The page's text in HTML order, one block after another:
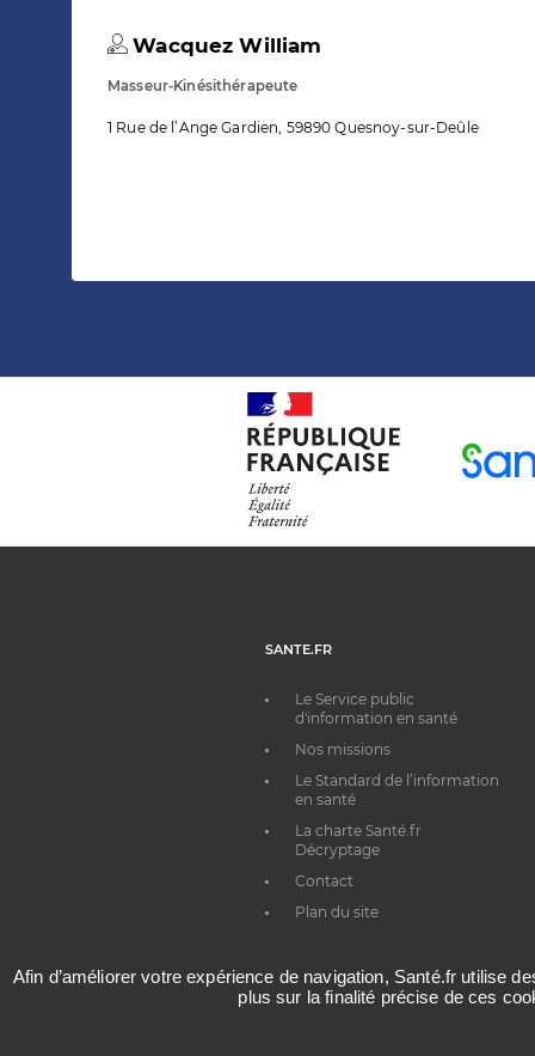
Wacquez William
Masseur-Kinésithérapeute
1 Rue de l’Ange Gardien, 59890 Quesnoy-sur-Deûle
SANTE.FR
Le Service public
d'information en santé
Nos missions
Le Standard de l’information
en santé
La charte Santé.fr
Décryptage
Contact
Plan du site
Afin d’améliorer votre expérience de navigation, Santé.fr utilise
plus sur la finalité précise de ces